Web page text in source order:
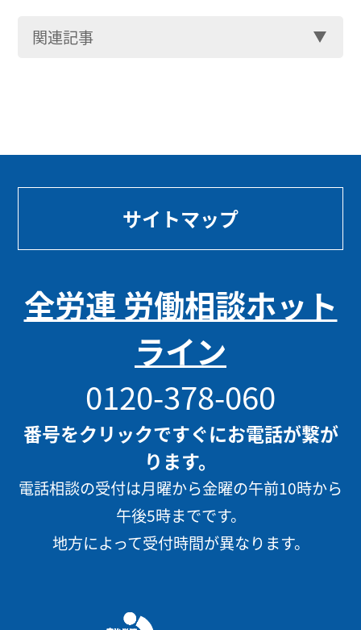
関連記事
サイトマップ
全労連 労働相談ホット
ライン
0120-378-060
番号をクリックですぐにお電話が繋が
ります。
電話相談の受付は月曜から金曜の午前10時から
午後5時までです。
地方によって受付時間が異なります。